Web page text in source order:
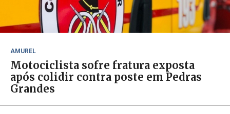
AMUREL
Motociclista sofre fratura exposta
após colidir contra poste em Pedras
Grandes